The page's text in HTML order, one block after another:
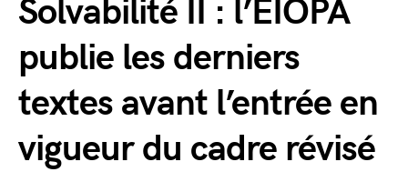
Solvabilité II : l’EIOPA
publie les derniers
textes avant l’entrée en
vigueur du cadre révisé